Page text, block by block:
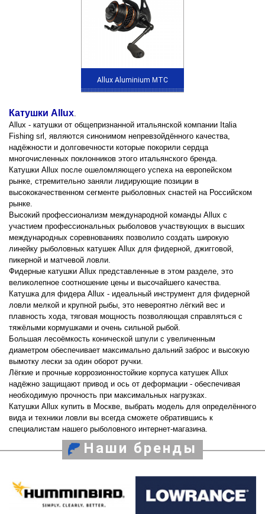
Allux Aluminium MTC
Катушки Allux.
Allux - катушки от общепризнанной итальянской компании Italia
Fishing srl, являются синонимом непревзойдённого качества,
надёжности и долговечности которые покорили сердца
многочисленных поклонников этого итальянского бренда.
Катушки Allux после ошеломляющего успеха на европейском
рынке, стремительно заняли лидирующие позиции в
высококачественном сегменте рыболовных снастей на Российском
рынке.
Высокий профессионализм международной команды Allux с
участием профессиональных рыболовов участвующих в высших
международных соревнованиях позволило создать широкую
линейку рыболовных катушек Allux для фидерной, джигговой,
пикерной и матчевой ловли.
Фидерные катушки Allux представленные в этом разделе, это
великолепное соотношение цены и высочайшего качества.
Катушка для фидера Allux - идеальный инструмент для фидерной
ловли мелкой и крупной рыбы, это невероятно лёгкий вес и
плавность хода, тяговая мощность позволяющая справляться с
тяжёлыми кормушками и очень сильной рыбой.
Большая лесоёмкость конической шпули с увеличенным
диаметром обеспечивает максимально дальний заброс и высокую
вымотку лески за один оборот ручки.
Лёгкие и прочные коррозионностойкие корпуса катушек Allux
надёжно защищают привод и ось от деформации - обеспечивая
необходимую прочность при максимальных нагрузках.
Катушки Allux купить в Москве, выбрать модель для определённого
вида и техники ловли вы всегда сможете обратившись к
специалистам нашего рыболовного интернет-магазина.
Наши бренды